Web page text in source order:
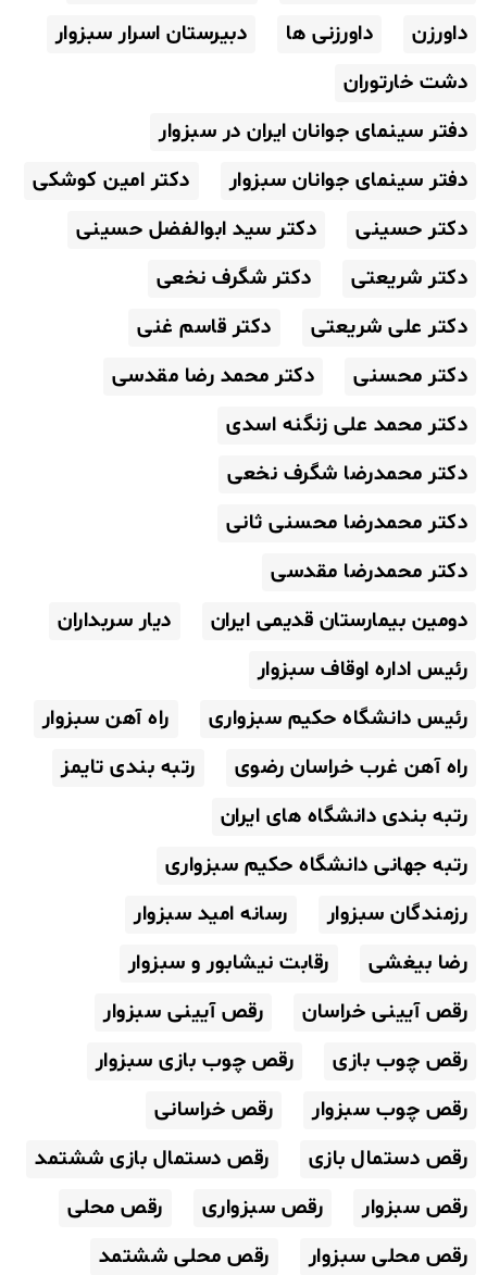
داورزن
داورزنی ها
دبیرستان اسرار سبزوار
دشت خارتوران
دفتر سینمای جوانان ایران در سبزوار
دفتر سینمای جوانان سبزوار
دکتر امین کوشکی
دکتر حسینی
دکتر سید ابوالفضل حسینی
دکتر شریعتی
دکتر شگرف نخعی
دکتر علی شریعتی
دکتر قاسم غنی
دکتر محسنی
دکتر محمد رضا مقدسی
دکتر محمد علی زنگنه اسدی
دکتر محمدرضا شگرف نخعی
دکتر محمدرضا محسنی ثانی
دکتر محمدرضا مقدسی
دومین بیمارستان قدیمی ایران
دیار سربداران
رئیس اداره اوقاف سبزوار
رئیس دانشگاه حکیم سبزواری
راه آهن سبزوار
راه آهن غرب خراسان رضوی
رتبه بندی تایمز
رتبه بندی دانشگاه های ایران
رتبه جهانی دانشگاه حکیم سبزواری
رزمندگان سبزوار
رسانه امید سبزوار
رضا بیغشی
رقابت نیشابور و سبزوار
رقص آیینی خراسان
رقص آیینی سبزوار
رقص چوب بازی
رقص چوب بازی سبزوار
رقص چوب سبزوار
رقص خراسانی
رقص دستمال بازی
رقص دستمال بازی ششتمد
رقص سبزوار
رقص سبزواری
رقص محلی
رقص محلی سبزوار
رقص محلی ششتمد